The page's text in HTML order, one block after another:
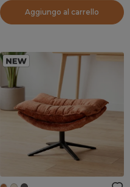
Aggiungo al carrello